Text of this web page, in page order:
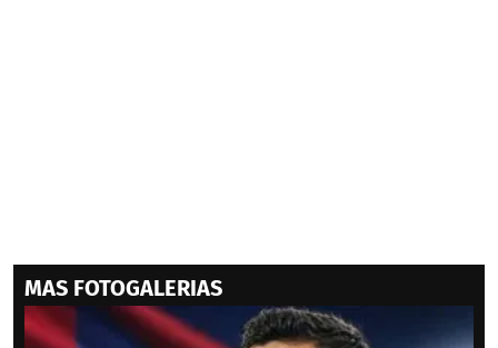
MAS FOTOGALERIAS